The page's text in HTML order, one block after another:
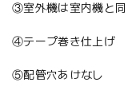
③室外機は室内機と
④テープ巻き仕上げ
⑤配管穴あけなし